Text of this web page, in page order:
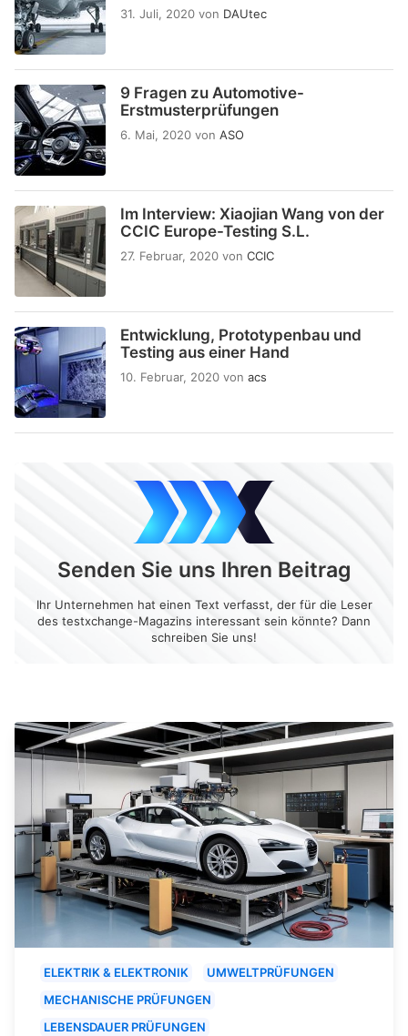
31. Juli, 2020 von DAUtec
9 Fragen zu Automotive-
Erstmusterprüfungen
6. Mai, 2020 von ASO
Im Interview: Xiaojian Wang von der
CCIC Europe-Testing S.L.
27. Februar, 2020 von CCIC
Entwicklung, Prototypenbau und
Testing aus einer Hand
10. Februar, 2020 von acs
Senden Sie uns Ihren Beitrag
Ihr Unternehmen hat einen Text verfasst, der für die Leser
des testxchange-Magazins interessant sein könnte? Dann
schreiben Sie uns!
ELEKTRIK & ELEKTRONIK
UMWELTPRÜFUNGEN
MECHANISCHE PRÜFUNGEN
LEBENSDAUER PRÜFUNGEN